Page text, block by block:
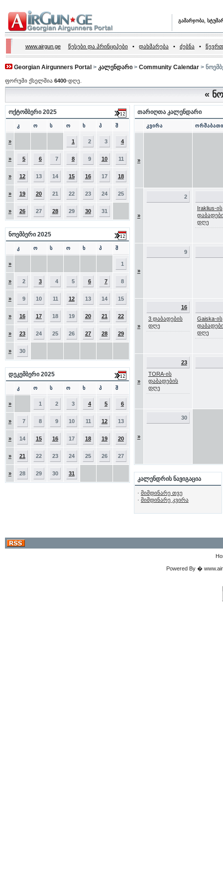
გამარჯობა,
www.airgun.ge წესები და პრინციპები • დახმარება • ძებნა •
Georgian Airgunners Portal > კალენდარი> Community Calendar>
ფორუმი ქსელშია 6400-დღე.
«
ოქტომბერი 2025
კ ო ს ო ხ პ შ
» 1 2 3 4
» 5 6 7 8 9 10 11
» 12 13 14 15 16 17 18
» 19 20 21 22 23 24 25
» 26 27 28 29 30 31
ნოემბერი 2025
კ ო ს ო ხ პ შ
» 1
» 2 3 4 5 6 7 8
» 9 10 11 12 13 14 15
» 16 17 18 19 20 21 22
» 23 24 25 26 27 28 29
» 30
დეკემბერი 2025
კ ო ს ო ხ პ შ
» 1 2 3 4 5 6
» 7 8 9 10 11 12 13
» 14 15 16 17 18 19 20
» 21 22 23 24 25 26 27
» 28 29 30 31
თარიღთა კალენდარი
კვირა ორშაბათი
»
»
2
Iraklius-ის
დღე
»
9
»
16
3 დაბადების
დღე
Gaiska-ის
დღე
»
23
TORA-ის
დაბადების
დღე
»
30
კალენდრის ნავიგაცია
· მიმდინარე თვე
· მიმდინარე კვირა
Powered By �